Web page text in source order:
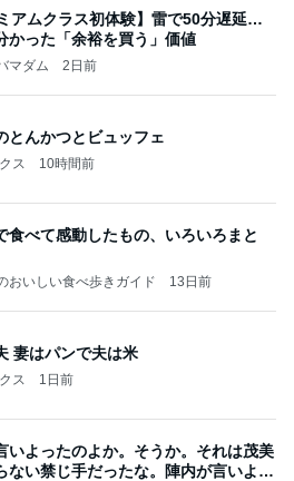
アムクラス初体験】雷で50分遅延…
かった「余裕を買う」価値
マダム 2日前
とんかつとビュッフェ
ス 10時間前
食べて感動したもの、いろいろまと
おいしい食べ歩きガイド 13日前
妻はパンで夫は米
ス 1日前
いよったのよか。そうか。それは茂美
ない禁じ手だったな。陣内が言いよる